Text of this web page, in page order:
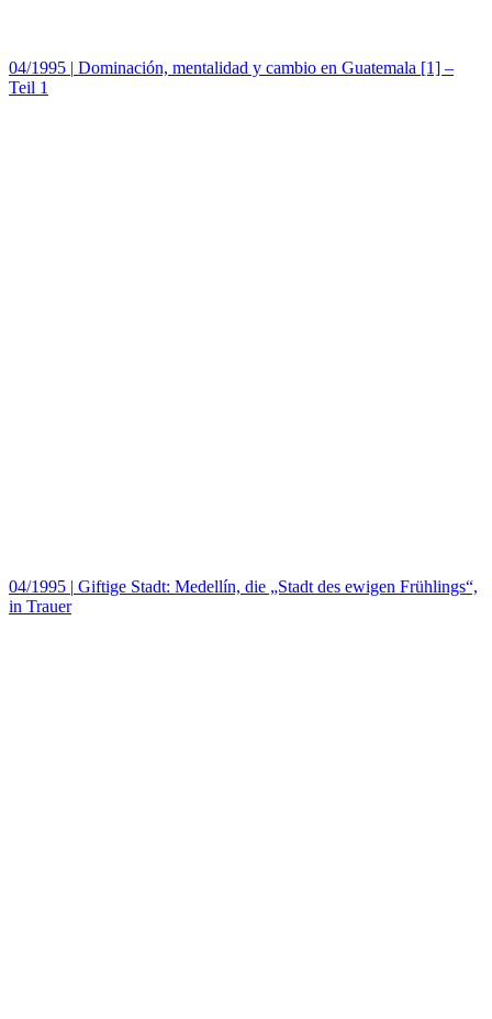
04/1995 | Dominación, mentalidad y cambio en Guatemala [1] –
Teil 1
04/1995 | Giftige Stadt: Medellín, die „Stadt des ewigen Frühlings“,
in Trauer